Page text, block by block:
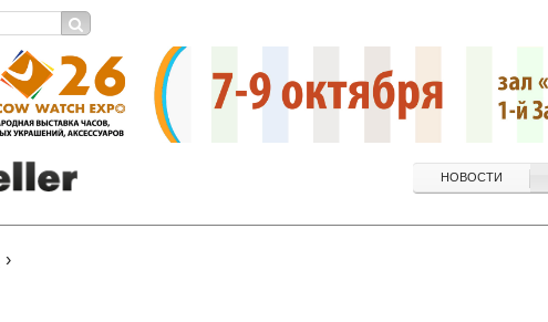
НОВОСТИ